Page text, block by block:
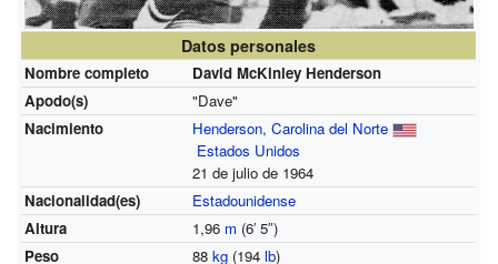
Datos personales
Nombre completo
David McKinley Henderson
Apodo(s)
"Dave"
Nacimiento
Henderson, Carolina del Norte
Estados Unidos
21 de julio de 1964
Nacionalidad(es)
Estadounidense
Altura
1,96 m (6′5″)
Peso
88 kg(194 lb)